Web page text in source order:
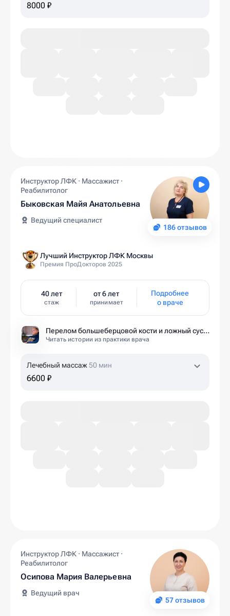
8000 ₽
186 отзывов
Инструктор ЛФК · Массажист ·
Реабилитолог
Быковская Майя Анатольевна
Ведущий специалист
Лучший Инструктор ЛФК Москвы
Премия ПроДокторов 2025
40 лет
стаж
от 6 лет
принимает
Подробнее
о враче
Перелом большеберцовой кости и ложный сустав: моя история восстановления длиной в полтора года
Читать истории из практики врача
Лечебный массаж 50 мин
6600 ₽
57 отзывов
Инструктор ЛФК · Массажист ·
Реабилитолог
Осипова Мария Валерьевна
Ведущий врач